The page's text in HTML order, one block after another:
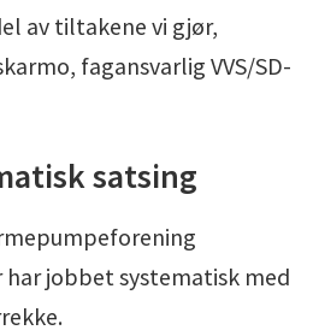
av tiltakene vi gjør,
fagansvarlig VVS/SD-
satsing
jobbet systematisk med